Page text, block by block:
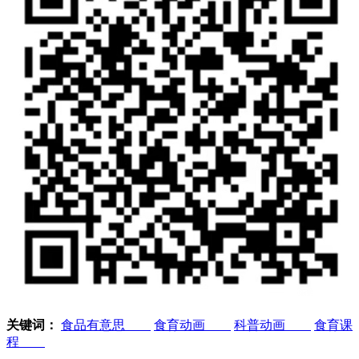
关键词： 食品有意思 食育动画 科普动画
食育课
程